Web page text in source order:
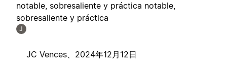
notable, sobresaliente y práctica notable,
sobresaliente y práctica
J
JC Vences、 2024年12月12日